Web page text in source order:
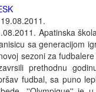
19.08.2011.
Apatinska
sa generacijom
sezoni za
prethodnu
fudbal, sa puno